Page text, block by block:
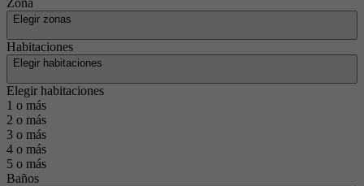
Zona
Elegir zonas
Habitaciones
Elegir habitaciones
Elegir habitaciones
1 o más
2 o más
3 o más
4 o más
5 o más
Baños